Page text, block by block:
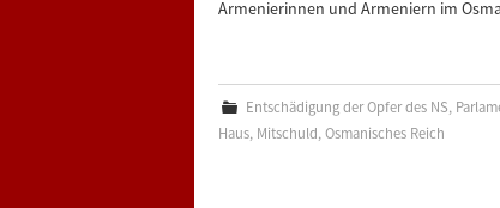
Armenierinnen und Armeniern im
Entschädigung der Opfer des NS,
Haus, Mitschuld, Osmanisches Reich